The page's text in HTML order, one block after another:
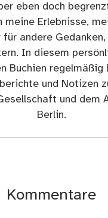
eben doch
meine Erlebnisse,
andere
In diesem
Buchien regelmäßig
und Notizen
und dem
Berlin.
Kommentare